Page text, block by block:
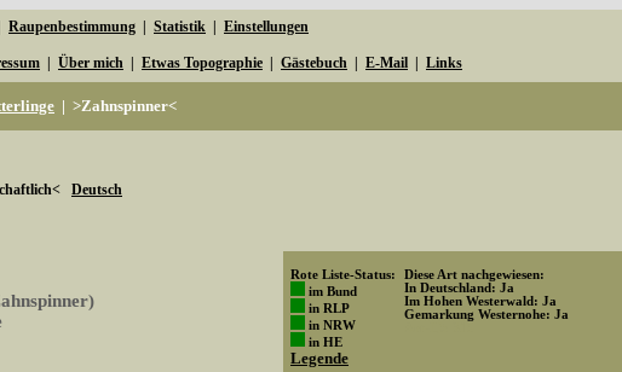
Raupenbestimmung Statistik Einstellungen
Über mich Etwas Topographie Gästebuch E-Mail Links
| >Zahnspinner<
Deutsch
Rote Liste-Status:
im Bund
in RLP
in NRW
in HE
Legende
Diese Art nachgewiesen:
In Deutschland: Ja
Im Hohen Westerwald: Ja
Gemarkung Westernohe: Ja